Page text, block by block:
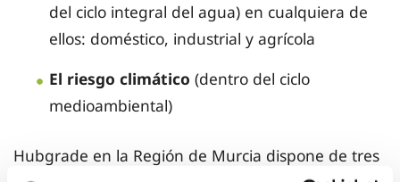
del ciclo integral del agua) en cualquiera de
ellos: doméstico, industrial y agrícola
El riesgo climático (dentro del ciclo
medioambiental)
Hubgrade en la Región de Murcia dispone de tres